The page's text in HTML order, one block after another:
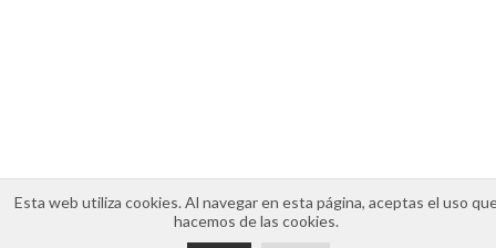
Esta web utiliza cookies. Al navegar en esta página, aceptas el uso
hacemos de las cookies.